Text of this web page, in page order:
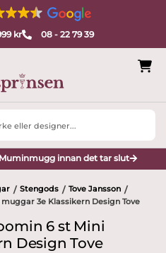
kr 08 - 22 79 39
innan det tar slut
/ Stengods / Tove Jansson /
3e Klassikern Design Tove
6 st Mini
Design Tove